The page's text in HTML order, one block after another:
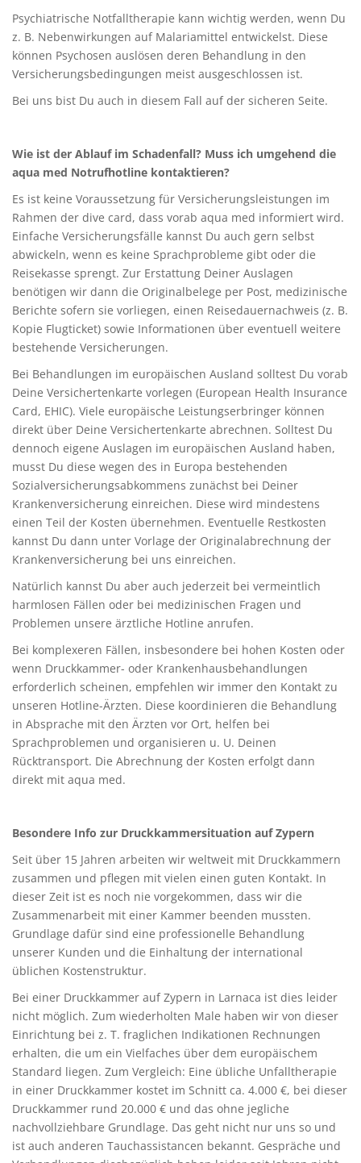
Psychiatrische Notfalltherapie kann wichtig werden, wenn Du
z. B. Nebenwirkungen auf Malariamittel entwickelst. Diese
können Psychosen auslösen deren Behandlung in den
Versicherungsbedingungen meist ausgeschlossen ist.
Bei uns bist Du auch in diesem Fall auf der sicheren Seite.
Wie ist der Ablauf im Schadenfall? Muss ich umgehend die
aqua med Notrufhotline kontaktieren?
Es ist keine Voraussetzung für Versicherungsleistungen im
Rahmen der dive card, dass vorab aqua med informiert wird.
Einfache Versicherungsfälle kannst Du auch gern selbst
abwickeln, wenn es keine Sprachprobleme gibt oder die
Reisekasse sprengt. Zur Erstattung Deiner Auslagen
benötigen wir dann die Originalbelege per Post, medizinische
Berichte sofern sie vorliegen, einen Reisedauernachweis (z. B.
Kopie Flugticket) sowie Informationen über eventuell weitere
bestehende Versicherungen.
Bei Behandlungen im europäischen Ausland solltest Du vorab
Deine Versichertenkarte vorlegen (European Health Insurance
Card, EHIC). Viele europäische Leistungserbringer können
direkt über Deine Versichertenkarte abrechnen. Solltest Du
dennoch eigene Auslagen im europäischen Ausland haben,
musst Du diese wegen des in Europa bestehenden
Sozialversicherungsabkommens zunächst bei Deiner
Krankenversicherung einreichen. Diese wird mindestens
einen Teil der Kosten übernehmen. Eventuelle Restkosten
kannst Du dann unter Vorlage der Originalabrechnung der
Krankenversicherung bei uns einreichen.
Natürlich kannst Du aber auch jederzeit bei vermeintlich
harmlosen Fällen oder bei medizinischen Fragen und
Problemen unsere ärztliche Hotline anrufen.
Bei komplexeren Fällen, insbesondere bei hohen Kosten oder
wenn Druckkammer- oder Krankenhausbehandlungen
erforderlich scheinen, empfehlen wir immer den Kontakt zu
unseren Hotline-Ärzten. Diese koordinieren die Behandlung
in Absprache mit den Ärzten vor Ort, helfen bei
Sprachproblemen und organisieren u. U. Deinen
Rücktransport. Die Abrechnung der Kosten erfolgt dann
direkt mit aqua med.
Besondere Info zur Druckkammersituation auf Zypern
Seit über 15 Jahren arbeiten wir weltweit mit Druckkammern
zusammen und pflegen mit vielen einen guten Kontakt. In
dieser Zeit ist es noch nie vorgekommen, dass wir die
Zusammenarbeit mit einer Kammer beenden mussten.
Grundlage dafür sind eine professionelle Behandlung
unserer Kunden und die Einhaltung der international
üblichen Kostenstruktur.
Bei einer Druckkammer auf Zypern in Larnaca ist dies leider
nicht möglich. Zum wiederholten Male haben wir von dieser
Einrichtung bei z. T. fraglichen Indikationen Rechnungen
erhalten, die um ein Vielfaches über dem europäischem
Standard liegen. Zum Vergleich: Eine übliche Unfalltherapie
in einer Druckkammer kostet im Schnitt ca. 4.000 €, bei dieser
Druckkammer rund 20.000 € und das ohne jegliche
nachvollziehbare Grundlage. Das geht nicht nur uns so und
ist auch anderen Tauchassistancen bekannt. Gespräche und